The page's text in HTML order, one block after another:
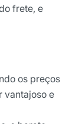
frete, e
os preços
vantajoso e